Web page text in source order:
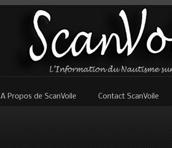
A Propos de ScanVoile Contact ScanVoile